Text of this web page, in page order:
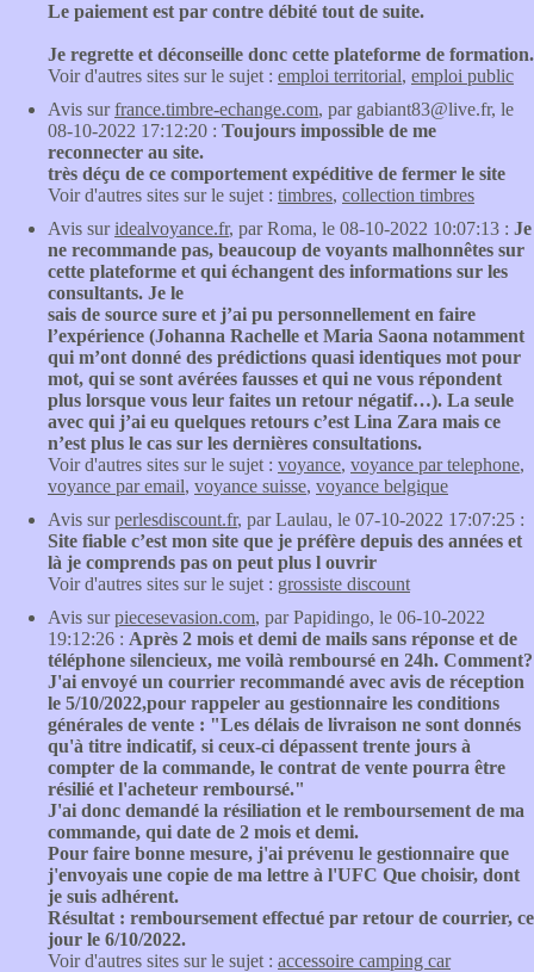
Le paiement est par contre débité tout de suite.
Je regrette et déconseille donc cette plateforme de formation.
Voir d'autres sites sur le sujet : emploi territorial, emploi public
Avis surfrance.timbre-echange.com, par gabiant83@live.fr, le
08-10-2022 17:12:20 : Toujours impossible de me
reconnecter au site.
très déçu de ce comportement expéditive de fermer le site
Voir d'autres sites sur le sujet : timbres, collection timbres
Avis suridealvoyance.fr, par Roma, le 08-10-2022 10:07:13 : Je
ne recommande pas, beaucoup de voyants malhonnêtes sur
cette plateforme et qui échangent des informations sur les
consultants. Je le
sais de source sure et j’ai pu personnellement en faire
l’expérience (Johanna Rachelle et Maria Saona notamment
qui m’ont donné des prédictions quasi identiques mot pour
mot, qui se sont avérées fausses et qui ne vous répondent
plus lorsque vous leur faites un retour négatif…). La seule
avec qui j’ai eu quelques retours c’est Lina Zara mais ce
n’est plus le cas sur les dernières consultations.
Voir d'autres sites sur le sujet : voyance, voyance par telephone,
voyance par email, voyance suisse, voyance belgique
Avis surperlesdiscount.fr, par Laulau, le 07-10-2022 17:07:25 :
Site fiable c’est mon site que je préfère depuis des années et
là je comprends pas on peut plus l ouvrir
Voir d'autres sites sur le sujet : grossiste discount
Avis surpiecesevasion.com, par Papidingo, le 06-10-2022
19:12:26 : Après 2 mois et demi de mails sans réponse et de
téléphone silencieux, me voilà remboursé en 24h. Comment?
J'ai envoyé un courrier recommandé avec avis de réception
le 5/10/2022,pour rappeler au gestionnaire les conditions
générales de vente : "Les délais de livraison ne sont donnés
qu'à titre indicatif, si ceux-ci dépassent trente jours à
compter de la commande, le contrat de vente pourra être
résilié et l'acheteur remboursé."
J'ai donc demandé la résiliation et le remboursement de ma
commande, qui date de 2 mois et demi.
Pour faire bonne mesure, j'ai prévenu le gestionnaire que
j'envoyais une copie de ma lettre à l'UFC Que choisir, dont
je suis adhérent.
Résultat : remboursement effectué par retour de courrier, ce
jour le 6/10/2022.
Voir d'autres sites sur le sujet : accessoire camping car